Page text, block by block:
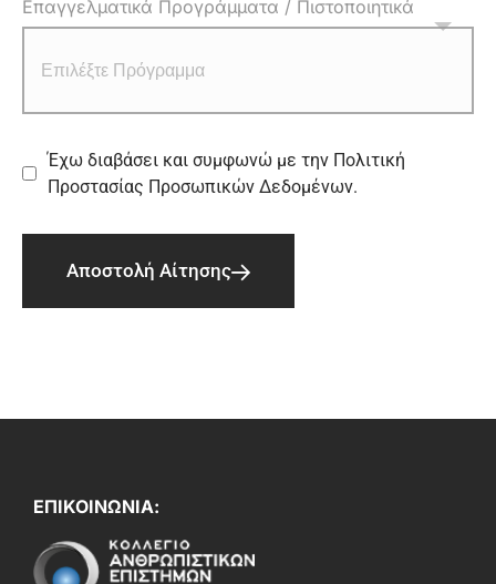
Επαγγελματικά Προγράμματα / Πιστοποιητικά
Έχω διαβάσει και συμφωνώ με την Πολιτική
Προστασίας Προσωπικών Δεδομένων.
Αποστολή Αίτησης
ΕΠΙΚΟΙΝΩΝΙΑ: